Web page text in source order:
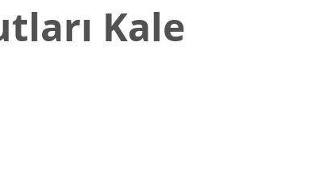
Kale